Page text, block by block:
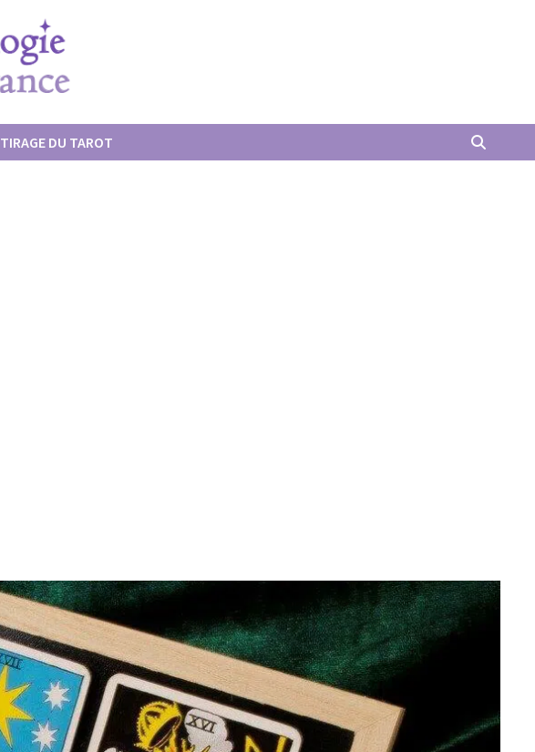
TIRAGE DU TAROT